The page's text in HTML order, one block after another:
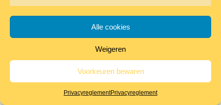
Alle cookies
Weigeren
Voorkeuren bewaren
PrivacyreglementPrivacyreglement
€139.00